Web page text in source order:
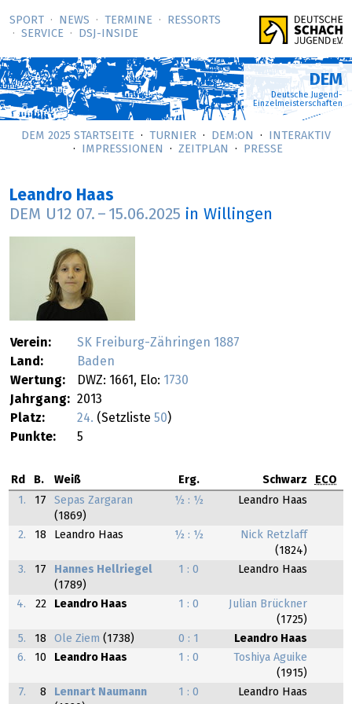
SPORT NEWS TERMINE
RESSORTS
SERVICE
DSJ-­INSIDE
DEM
Deutsche Jugend-
Einzelmeisterschaften
DEM 2025 STARTSEITE TURNIER DEM:ON
INTERAKTIV
IMPRESSIONEN
ZEITPLAN PRESSE
Leandro Haas
DEM U12 07. – 15.06.2025 in Willingen
Verein:
SK Freiburg-Zähringen 1887
Land:
Baden
Wertung:
DWZ: 1661, Elo: 1730
Jahrgang: 2013
Platz:
24. (Setzliste 50)
Punkte:
5
Rd B. Weiß Erg. Schwarz
ECO
1.
17
Sepas Zargaran
(1869)
½ : ½ Leandro Haas
2. 18 Leandro Haas ½ : ½
Nick Retzlaff
(1824)
3.
17
Hannes Hellriegel
(1789)
1 : 0 Leandro Haas
4. 22 Leandro Haas 1 : 0
Julian Brückner
(1725)
5.
18 Ole Ziem (1738) 0 : 1
Leandro Haas
6.
10 Leandro Haas 1 : 0
Toshiya Aguike
(1915)
7.
8
Lennart Naumann
1 : 0 Leandro Haas